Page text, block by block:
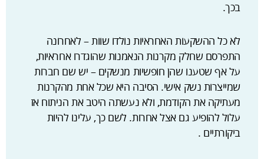
בכך.
לא כל ההשקעות האחראיות נולדו שוות – לאחרונה
התפרסם שחלק מקרנות הנאמנות שהוגדרו אחראיות,
על אף שטענו שהן חופשיות מנשקים – יש שם חברות
שמייצרות נשק אישי. הסיבה היא שכל אחת מהקרנות
מעתיקה את הקודמת, ולא נעשתה היטב את הניתוח אז
עלול להופיע גם אצל אחרות. לשם כך, עלינו להיות
ביקורתיים .